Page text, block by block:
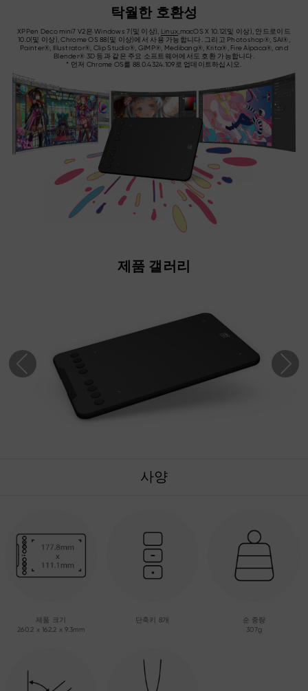
탁월한 호환성
XPPen Deco mini7 V2은 Windows 7(및 이상), Linux ,macOS X 10.12(및 이상), 안드로이드
10.0(및 이상), Chrome OS 88(및 이상)에서 사용 가능합니다. 그리고 Photoshop®, SAI®,
Painter®, Illustrator®, Clip Studio®, GIMP®, Medibang®, Krita®, Fire Alpaca®, and
Blender® 3D 등과 같은 주요 소프트웨어에서도 호환 가능합니다.
* 먼저 Chrome OS를 88.0.4324.109로 업데이트하십시오.
제품 갤러리
사양
제품 크기
260.2 x 162.2 x 9.3mm
단축키 8개
순 중량
307g